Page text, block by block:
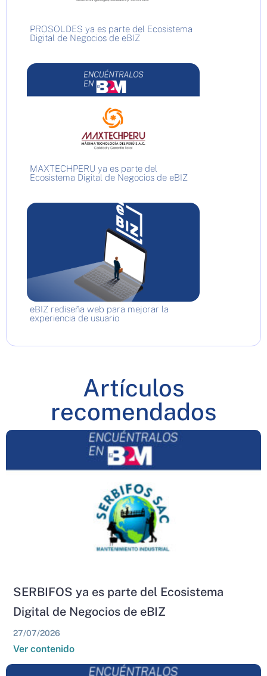
PROSOLDES ya es parte del Ecosistema
Digital de Negocios de eBIZ
MAXTECHPERU ya es parte del
Ecosistema Digital de Negocios de eBIZ
eBIZ rediseña web para mejorar la
experiencia de usuario
Artículos
recomendados
SERBIFOS ya es parte del Ecosistema
Digital de Negocios de eBIZ
27/07/2026
Ver contenido